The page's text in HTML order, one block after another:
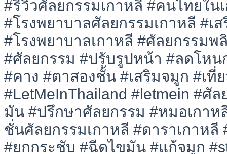
#รีวิวศัลยกรรมเกาหลี #คนไทยใน
#โรงพยาบาลศัลยกรรมเกาหลี #เ
#โรงพยาบาลเกาหลี #ศัลยกรรม
#ศัลยกรรม #ปรับรูปหน้า #ลดโหน
#คาง #ตาสองชั้น #เสริมจมูก #เที่
#LetMeInThailand #letmein #ศั
มัน #ปรึกษาศัลยกรรม #หมอเกาห
ชั่นศัลยกรรมเกาหลี #ดาราเกาหลี
#ยกกระชับ #ฉีดไขมัน #แก้จมูก